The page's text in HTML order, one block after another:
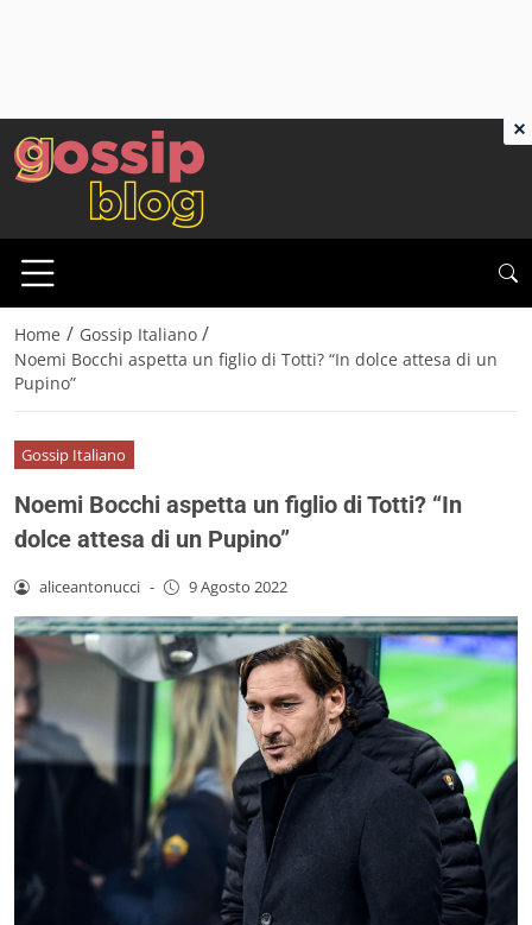
Home / Gossip Italiano /
Noemi Bocchi aspetta un figlio di Totti? “In dolce attesa di un
Pupino”
Gossip Italiano
Noemi Bocchi aspetta un figlio di Totti? “In
dolce attesa di un Pupino”
aliceantonucci - 9 Agosto 2022
×